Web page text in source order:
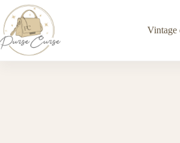
Vintage